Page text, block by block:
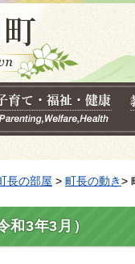
長の部屋 > 町長の動き>
和3年3月）